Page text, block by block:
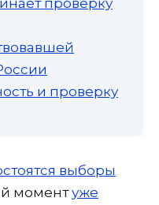
проверку
и проверку
выборы
моментуже